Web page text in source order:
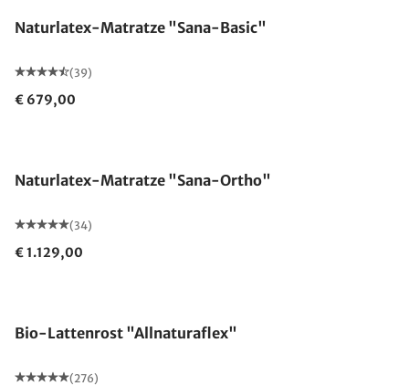
Naturlatex-Matratze "Sana-Basic"
(39)
€ 679,00
Naturlatex-Matratze "Sana-Ortho"
(34)
€ 1.129,00
Bio-Lattenrost "Allnaturaflex"
(276)